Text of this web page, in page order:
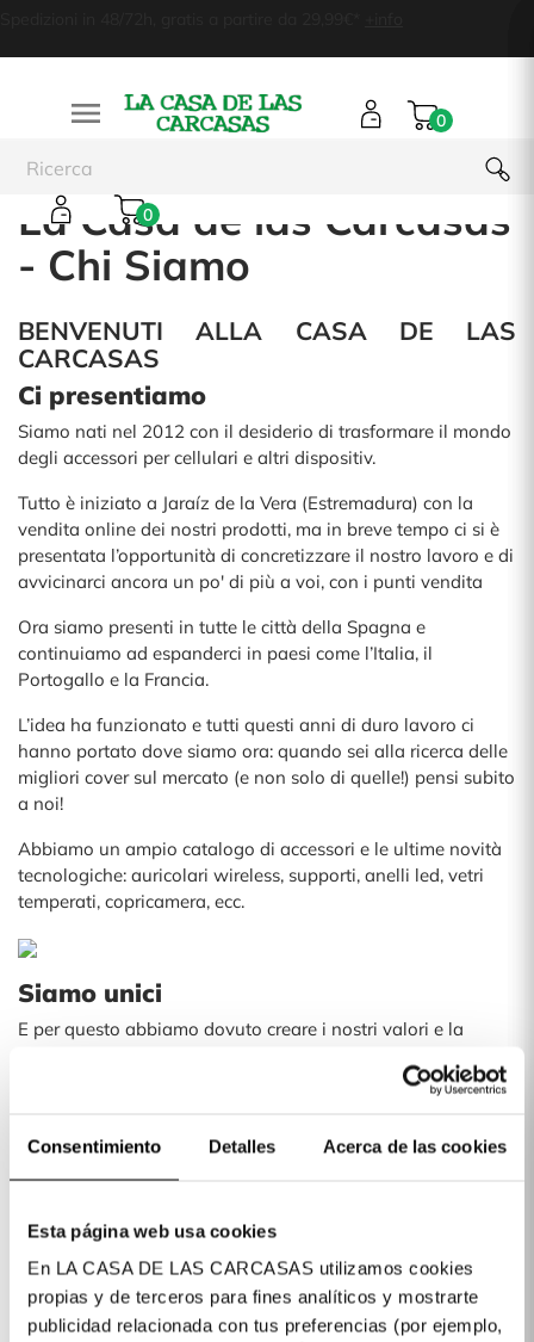
Consentimiento Detalles Acerca de las cookies
Esta página web usa cookies
En LA CASA DE LAS CARCASAS utilizamos cookies
propias y de terceros para fines analíticos y mostrarte
publicidad relacionada con tus preferencias (por ejemplo,
 0
0
La Casa de las Carcasas
- Chi Siamo
BENVENUTI ALLA CASA DE LAS
CARCASAS
Ci presentiamo
Siamo nati nel 2012 con il desiderio di trasformare il mondo
degli accessori per cellulari e altri dispositiv.
Tutto è iniziato a Jaraíz de la Vera (Estremadura) con la
vendita online dei nostri prodotti, ma in breve tempo ci si è
presentata l’opportunità di concretizzare il nostro lavoro e di
avvicinarci ancora un po' di più a voi, con i punti vendita
Ora siamo presenti in tutte le città della Spagna e
continuiamo ad espanderci in paesi come l’Italia, il
Portogallo e la Francia.
L’idea ha funzionato e tutti questi anni di duro lavoro ci
hanno portato dove siamo ora: quando sei alla ricerca delle
migliori cover sul mercato (e non solo di quelle!) pensi subito
a noi!
Abbiamo un ampio catalogo di accessori e le ultime novità
tecnologiche: auricolari wireless, supporti, anelli led, vetri
temperati, copricamera, ecc.
Siamo unici
E per questo abbiamo dovuto creare i nostri valori e la
che sono i principi da seguire: novità, qualità, prezzo e
Vogliamo che tu possa accedere a tutti i nostri prodotti nel
modo più semplice, in modo da avere una vasta gamma di
smartphone. Naturalmente, garantendo sempre la massima
sicurezza e protezione per il tuo dispositivo
Puoi anche disegnare e creare i tuoi accessori attraverso il
servizio di personalizzazione, creando pezzi unici. Decidi tu